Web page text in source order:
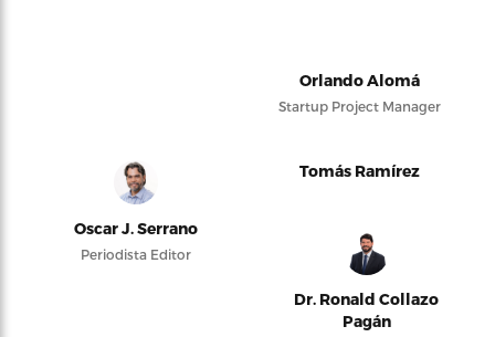
Orlando Alomá
Startup Project Manager
Oscar J. Serrano
Periodista Editor
Tomás Ramírez
Dr. Ronald Collazo
Pagán